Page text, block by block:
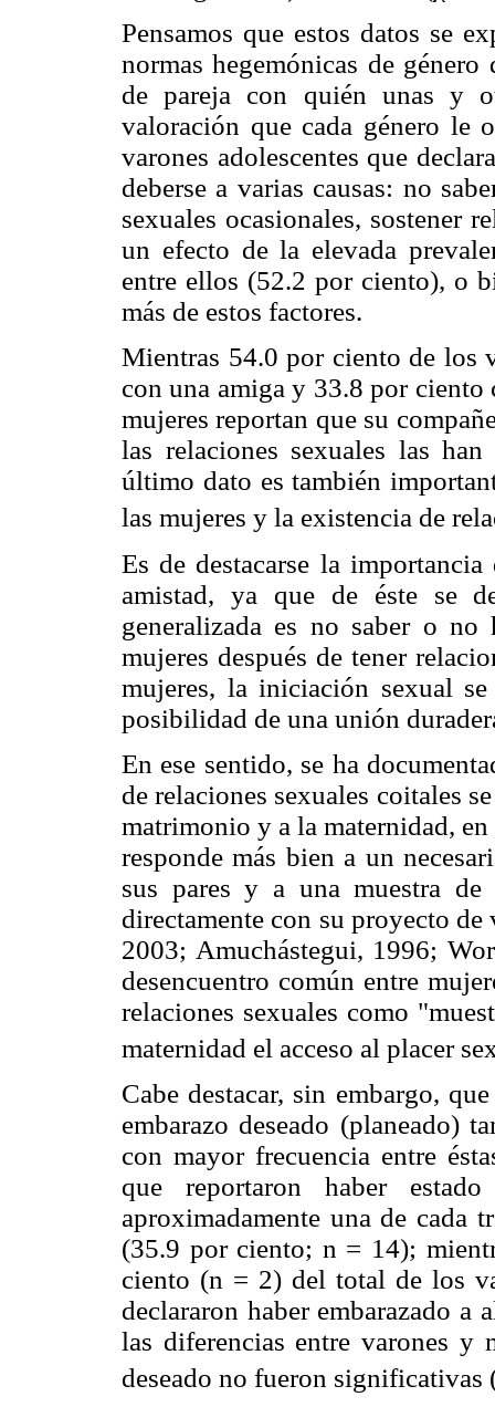
Pensamos que estos datos se
normas hegemónicas de
de pareja con quién unas y
valoración que cada género le
varones adolescentes que
deberse a varias causas: no
sexuales ocasionales, sostener
un efecto de la elevada
entre ellos (52.2 por ciento), o
más de estos factores.
Mientras 54.0 por ciento de los
con una amiga y 33.8 por
mujeres reportan que su
las relaciones sexuales las
último dato es también
las mujeres y la existencia de
Es de destacarse la
amistad, ya que de éste se
generalizada es no saber o
mujeres después de tener
mujeres, la iniciación sexual
posibilidad de una unión
En ese sentido, se ha
de relaciones sexuales coitales
matrimonio y a la maternidad,
responde más bien a un
sus pares y a una muestra
directamente con su proyecto
2003; Amuchástegui, 1996;
desencuentro común entre
relaciones sexuales como
maternidad el acceso al placer
Cabe destacar, sin embargo,
embarazo deseado (planeado)
con mayor frecuencia entre
que reportaron haber
aproximadamente una de cada
(35.9 por ciento; n = 14);
ciento (n = 2) del total de los
declararon haber embarazado
las diferencias entre varones y
deseado no fueron significativas